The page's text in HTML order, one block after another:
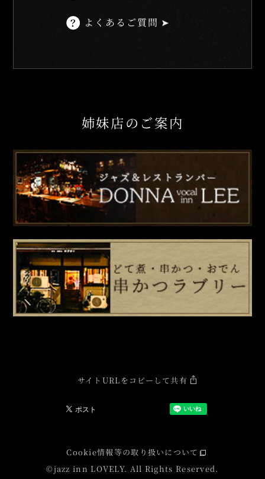
よくあるご質問
姉妹店のご案内
サイトURLをコピーして共有
Cookie情報等の取り扱いについて
©jazz inn LOVELY. All Rights Reserved.